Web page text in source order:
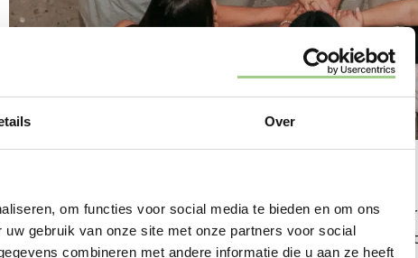
Over
om functies voor social media te bieden en om ons
gebruik van onze site met onze partners voor social
combineren met andere informatie die u aan ze heeft
Sta je op het punt om een nieuwe fase in je
nu op zoek bent naar een vaste baan of juist een